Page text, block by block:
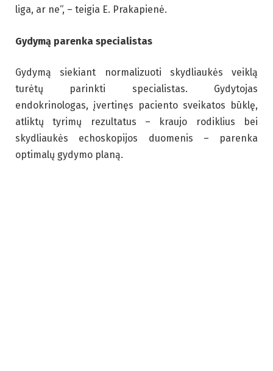
liga, ar ne“, – teigia E. Prakapienė.
Gydymą parenka specialistas
Gydymą siekiant normalizuoti skydliaukės veiklą
turėtų parinkti specialistas. Gydytojas
endokrinologas, įvertinęs paciento sveikatos būklę,
atliktų tyrimų rezultatus – kraujo rodiklius bei
skydliaukės echoskopijos duomenis – parenka
optimalų gydymo planą.